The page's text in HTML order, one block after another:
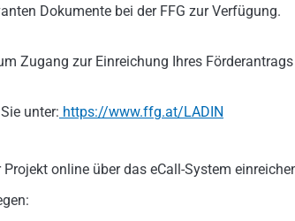
Dokumente bei der FFG zur Verfügung.
Zugang zur Einreichung Ihres
unter: https://www.ffg.at/LADIN
online über das eCall-System